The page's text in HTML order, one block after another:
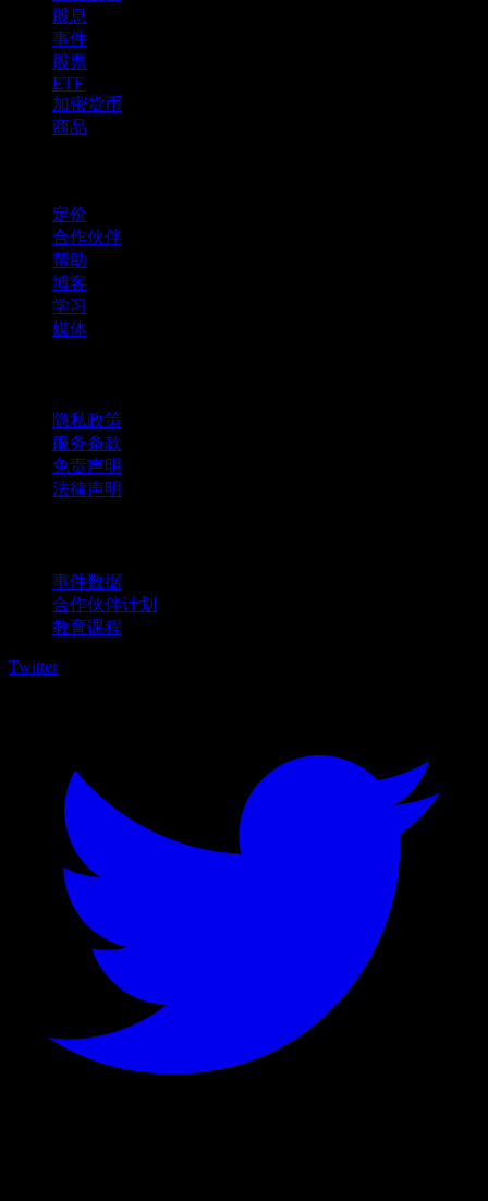
股息
事件
股票
ETF
加密货币
商品
定价
合作伙伴
帮助
博客
学习
媒体
隐私政策
服务条款
免责声明
法律声明
事件数据
合作伙伴计划
教育课程
Twitter